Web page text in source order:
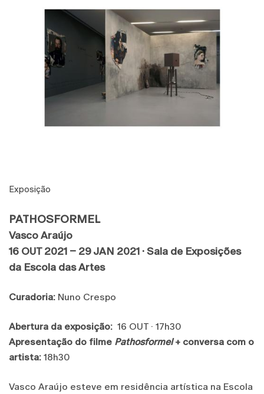
Exposição
PATHOSFORMEL
Vasco Araújo
16 OUT 2021 – 29 JAN 2021 · Sala de Exposições
da Escola das Artes
Curadoria: Nuno Crespo
Abertura da exposição: 16 OUT · 17h30
Apresentação do filme Pathosformel+ conversa com o
artista: 18h30
Vasco Araújo esteve em residência artística na Escola